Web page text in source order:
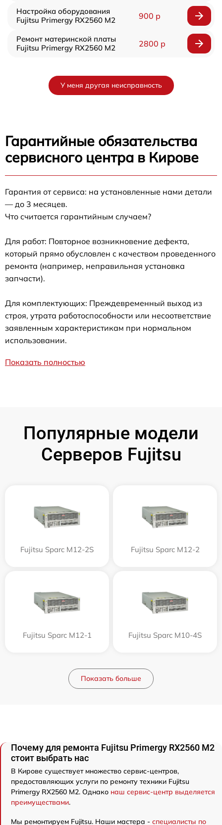
Настройка оборудования
Fujitsu Primergy RX2560 M2
900 р
Ремонт материнской платы
Fujitsu Primergy RX2560 M2
2800 р
У меня другая неисправность
Гарантийные обязательства
сервисного центра в Кирове
Гарантия от сервиса: на установленные нами детали
— до 3 месяцев.
Что считается гарантийным случаем?
Для работ: Повторное возникновение дефекта,
который прямо обусловлен с качеством проведенного
ремонта (например, неправильная установка
запчасти).
Для комплектующих: Преждевременный выход из
строя, утрата работоспособности или несоответствие
заявленным характеристикам при нормальном
использовании.
Показать полностью
Популярные модели
Серверов Fujitsu
Fujitsu Sparc M12-2S Fujitsu Sparc M12-2
Fujitsu Sparc M12-1 Fujitsu Sparc M10-4S
Показать больше
Почему для ремонта Fujitsu Primergy RX2560 M2
стоит выбрать нас
В Кирове существует множество сервис-центров,
предоставляющих услуги по ремонту техники Fujitsu
Primergy RX2560 M2. Однако наш сервис-центр выделяется
преимуществами.
Мы ремонтируем Fujitsu. Наши мастера - специалисты по